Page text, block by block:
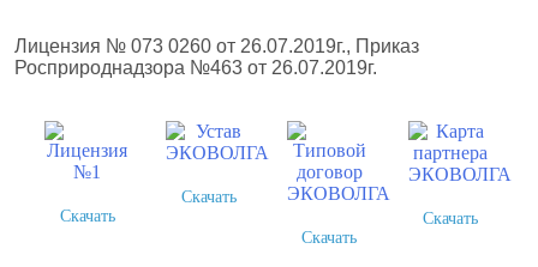
Лицензия № 073 0260 от 26.07.2019г., Приказ
Росприроднадзора №463 от 26.07.2019г.
Скачать
Скачать
Скачать
Скачать